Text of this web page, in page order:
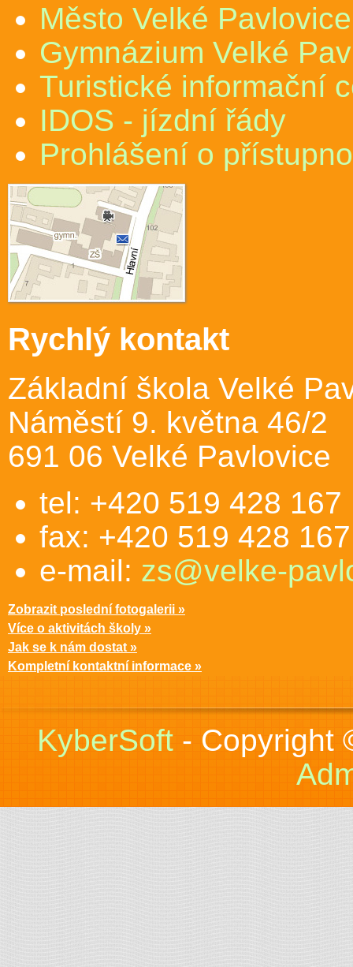
Město Velké Pavlovice
Gymnázium Velké
Turistické informační
IDOS - jízdní řády
Prohlášení o
Rychlý kontakt
Základní škola Velké
Náměstí 9. května 46/2
691 06 Velké Pavlovice
tel: +420 519 428 167
fax: +420 519 428 167
e-mail: zs@velke-
Zobrazit poslední fotogalerii »
Více o aktivitách školy »
Jak se k nám dostat »
Kompletní kontaktní informace »
KyberSoft- Copyright